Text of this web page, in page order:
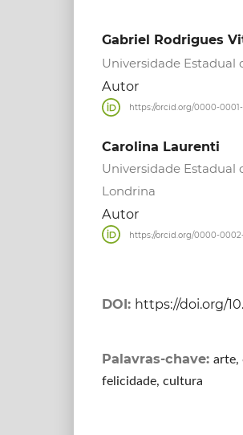
Gabriel Rodrigues
Universidade Estadual
Autor
https://orcid.org/0000-
Carolina Laurenti
Universidade Estadual
Londrina
Autor
https://orcid.org/0000-
DOI: https://doi.org/
Palavras-chave: arte,
felicidade, cultura